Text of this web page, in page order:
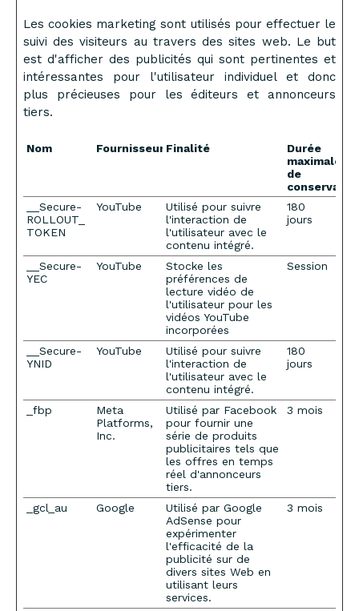
Les cookies marketing sont utilisés pour effectuer le
suivi des visiteurs au travers des sites web. Le but
est d'afficher des publicités qui sont pertinentes et
intéressantes pour l'utilisateur individuel et donc
plus précieuses pour les éditeurs et annonceurs
tiers.
Nom Fournisseur Finalité
Durée
maximale
de
__Secure-
ROLLOUT_
TOKEN
YouTube
Utilisé pour suivre
l'interaction de
l'utilisateur avec le
contenu intégré.
180
jours
__Secure-
YEC
YouTube
Stocke les
préférences de
lecture vidéo de
l'utilisateur pour les
vidéos YouTube
incorporées
Session
__Secure-
YNID
YouTube
Utilisé pour suivre
l'interaction de
l'utilisateur avec le
contenu intégré.
180
jours
_fbp
Meta
Platforms,
Inc.
Utilisé par Facebook
pour fournir une
série de produits
publicitaires tels que
les offres en temps
réel d'annonceurs
tiers.
3 mois
_gcl_au Google
Utilisé par Google
AdSense pour
expérimenter
l'efficacité de la
publicité sur de
divers sites Web en
utilisant leurs
services.
3 mois